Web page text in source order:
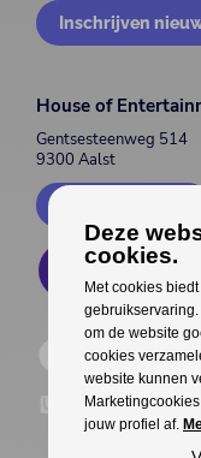
Inschrijven
House of
Gentsesteenweg 514
9300 Aalst
Deze
cookies.
Met cookies
om de website
cookies
website kunnen
jouw profiel af.